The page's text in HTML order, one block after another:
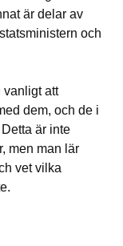
är delar av
och
vanligt att
dem, och de i
är inte
men man lär
vet vilka